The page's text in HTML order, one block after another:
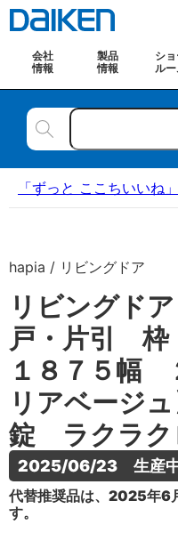
会社
情報
製品
情報
シ
ル
「ずっと ここちいい
hapia / リビングドア
リビングド
戸・片引
１８７５幅
リアベージ
錠 ラクラク
2025/06/23　生産
代替推奨品は、2025年6
す。